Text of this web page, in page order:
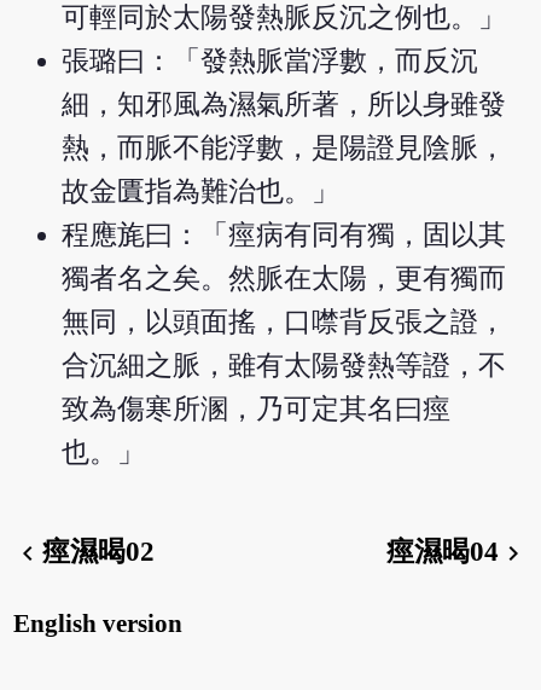
可輕同於太陽發熱脈反沉之例也。」
張璐曰：「發熱脈當浮數，而反沉
細，知邪風為濕氣所著，所以身雖發
熱，而脈不能浮數，是陽證見陰脈，
故金匱指為難治也。」
程應旄曰：「痙病有同有獨，固以其
獨者名之矣。然脈在太陽，更有獨而
無同，以頭面搖，口噤背反張之證，
合沉細之脈，雖有太陽發熱等證，不
致為傷寒所溷，乃可定其名曰痙
也。」
chevron_left痙濕暍02 痙濕暍04 chevron_right
English version